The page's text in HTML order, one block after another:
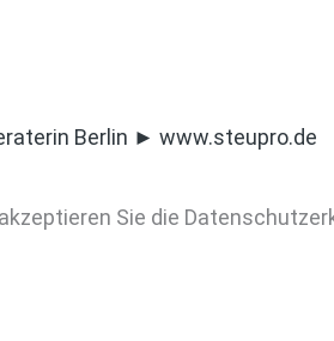
Berlin ► www.steupro.de
Sie die